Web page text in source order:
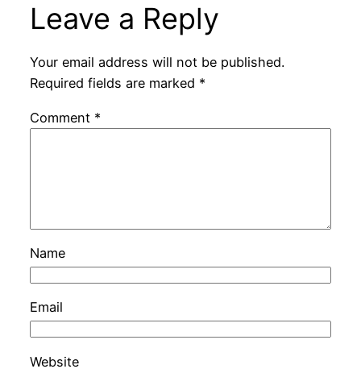
Leave a Reply
Your email address will not be published.
Required fields are marked *
Comment *
Name
Email
Website